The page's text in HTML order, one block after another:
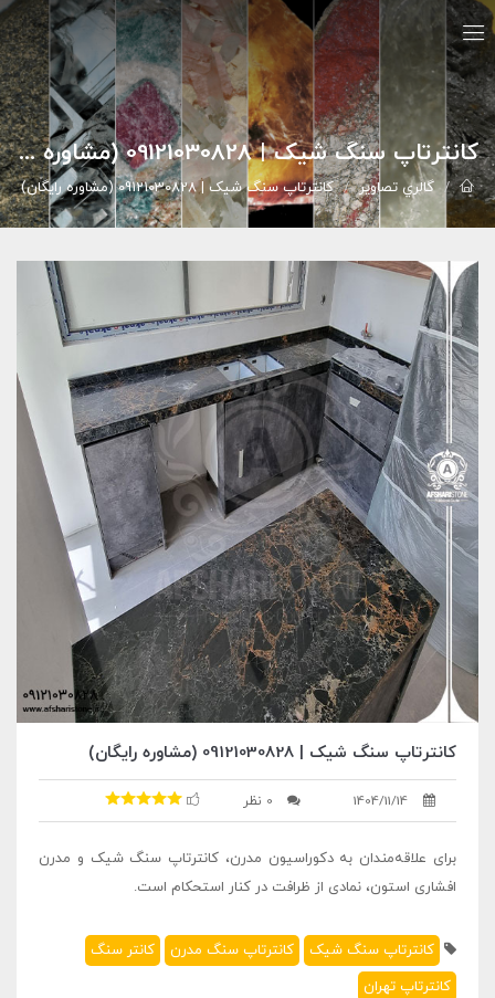
کانترتاپ سنگ شیک | 09121030828 (مشاوره رایگان)
گالري تصاوير کانترتاپ سنگ شیک | 09121030828 (مشاوره رایگان)
کانترتاپ سنگ شیک | 09121030828 (مشاوره رایگان)
1404/11/14 0 نظر
برای علاقه‌مندان به دکوراسیون مدرن، کانترتاپ سنگ شیک و مدرن
افشاری استون، نمادی از ظرافت در کنار استحکام است.
کانترتاپ سنگ شیک کانترتاپ سنگ مدرن
کانتر سنگ
کانترتاپ تهران